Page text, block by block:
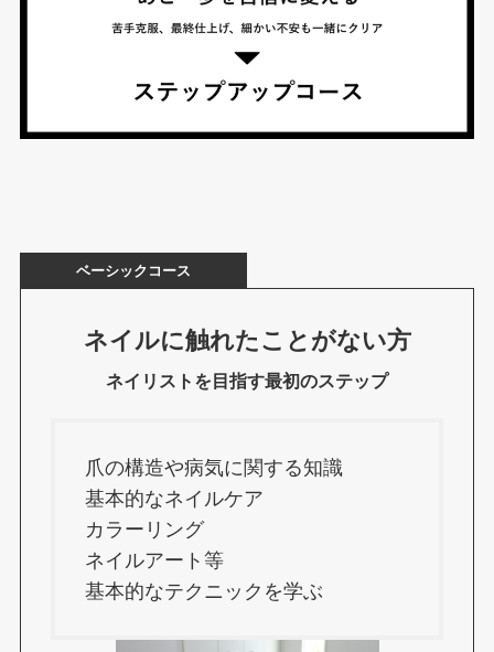
ベーシックコース
ネイルに触れたことがない方
ネイリストを目指す最初のステップ
爪の構造や病気に関する知識
基本的なネイルケア
カラーリング
ネイルアート等
基本的なテクニックを学ぶ